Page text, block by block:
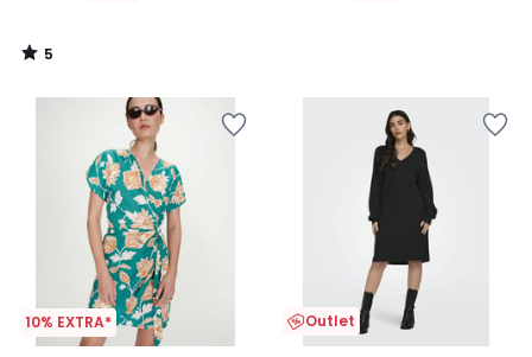
5
/
10% EXTRA* Outlet